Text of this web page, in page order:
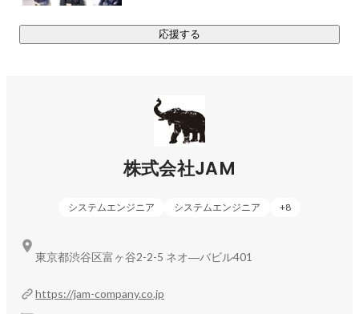
応援する
株式会社JAM
システムエンジニア システムエンジニア +8
https://jam-company.co.jp
東京都渋谷区富ヶ谷2-2-5 ネオ―バビル401